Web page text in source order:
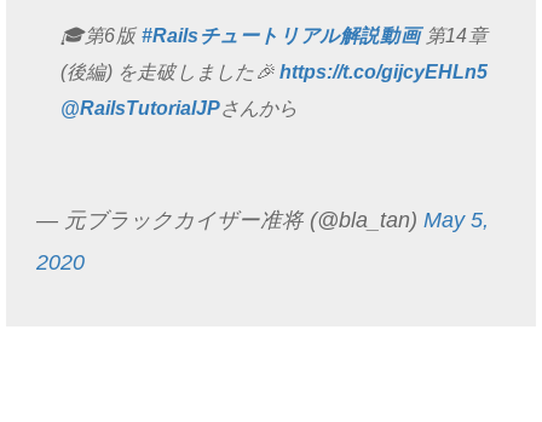
🎓第6版 #Railsチュートリアル解説動画第14章
(後編) を走破しました🎉 https://t.co/gijcyEHLn5
@RailsTutorialJPさんから
— 元ブラックカイザー准将 (@bla_tan) May 5,
2020